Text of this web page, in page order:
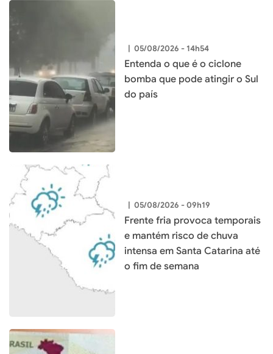
| 05/08/2026 - 14h54
Entenda o que é o ciclone
bomba que pode atingir o Sul
do país
| 05/08/2026 - 09h19
Frente fria provoca temporais
e mantém risco de chuva
intensa em Santa Catarina até
o fim de semana